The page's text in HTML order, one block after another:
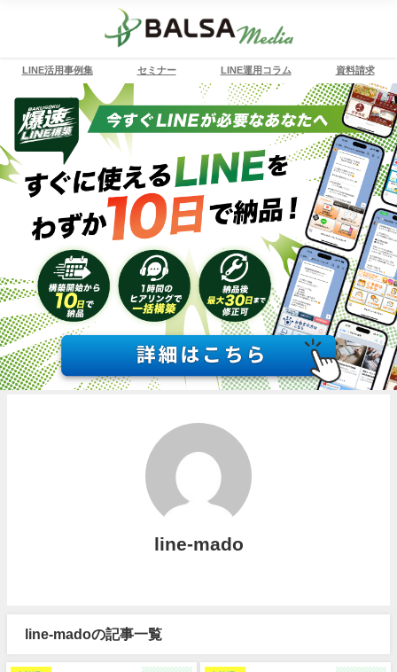
LINE活用事例集 セミナー LINE運用コラム 資料請求
line-mado
line-madoの記事一覧